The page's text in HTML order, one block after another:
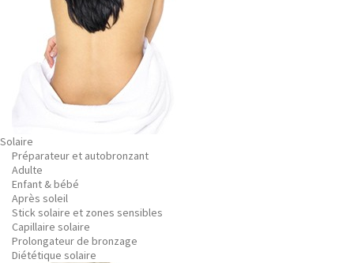
Solaire
Préparateur et autobronzant
Adulte
Enfant & bébé
Après soleil
Stick solaire et zones sensibles
Capillaire solaire
Prolongateur de bronzage
Diététique solaire